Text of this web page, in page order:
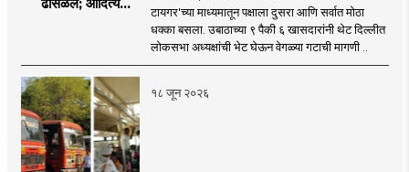
नेमका कुठे चुकला?
टायगर'च्या माध्यमातून पक्षाला दुसरा आणि सर्वात मोठा
धक्का बसला. उबाठाच्या ९ पैकी ६ खासदारांनी थेट दिल्लीत
लोकसभा अध्यक्षांची भेट घेऊन वेगळ्या गटाची मागणी ..
१८ जून २०२६